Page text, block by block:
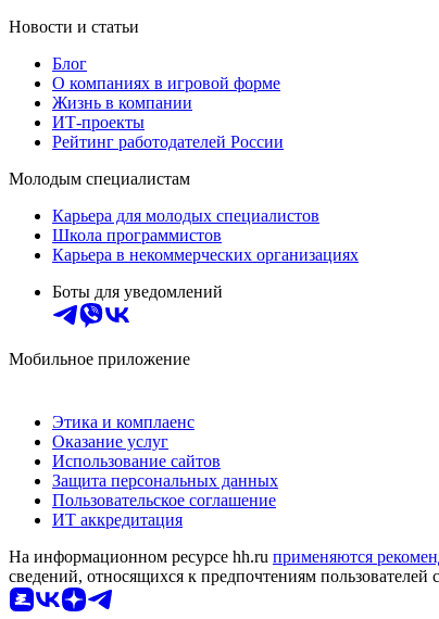
Новости и статьи
Блог
О компаниях в игровой форме
Жизнь в компании
ИТ-проекты
Рейтинг работодателей России
Молодым специалистам
Карьера для молодых специалистов
Школа программистов
Карьера в некоммерческих организациях
Боты для уведомлений
Мобильное приложение
Этика и комплаенс
Оказание услуг
Использование сайтов
Защита персональных данных
Пользовательское соглашение
ИТ аккредитация
На информационном ресурсе hh.ru применяются
сведений, относящихся к предпочтениям